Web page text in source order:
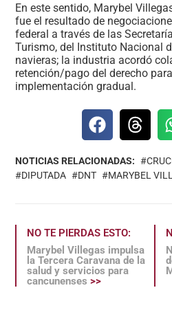
En este sentido, Marybel
fue el resultado de
federal a través de las
Turismo, del Instituto Nacional
navieras; la industria acordó
retención/pago del derecho
implementación gradual.
NOTICIAS RELACIONADAS:
DIPUTADA
DNT MARYBEL
NO TE PIERDAS ESTO:
Marybel Villegas impulsa
la Tercera Caravana de la
salud y servicios para
cancunenses>>